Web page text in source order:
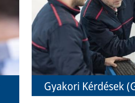
Gyakori Kérdések